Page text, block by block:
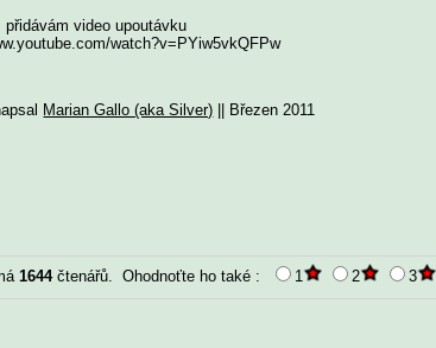
přidávám video upoutávku
watch?v=PYiw5vkQFPw
Marian Gallo (aka Silver) || Březen 2011
1644čtenářů. Ohodnoťte ho také : 1 2 3